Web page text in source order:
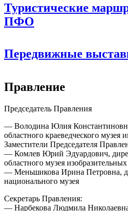
Туристические
ПФО
Передвижные
Правление
Председатель Правления
— Володина Юлия
областного краеведческого
Заместители Председателя
— Комлев Юрий Эдуардович,
областного музея
— Меньшикова Ирина Петровна,
национального музея
Секретарь Правления:
— Нарбекова Людмила